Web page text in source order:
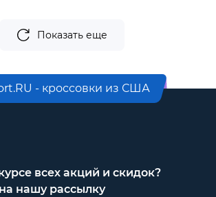
Показать еще
- кроссовки из США
всех акций и скидок?
нашу рассылку